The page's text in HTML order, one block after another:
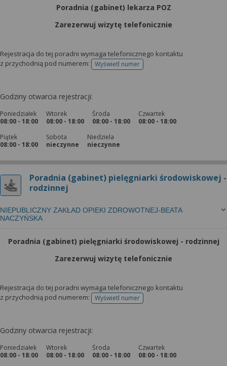
Poradnia (gabinet) lekarza POZ
Zarezerwuj wizytę telefonicznie
Rejestracja do tej poradni wymaga telefonicznego kontaktu
z przychodnią pod numerem:
Wyświetl numertelefonu do rejestracji
Godziny otwarcia rejestracji:
Poniedziałek
08:00 - 18:00
Wtorek
08:00 - 18:00
Środa
08:00 - 18:00
Czwartek
08:00 - 18:00
Piątek
08:00 - 18:00
Sobota
nieczynne
Niedziela
nieczynne
Poradnia (gabinet) pielęgniarki środowiskowej -
rodzinnej
NIEPUBLICZNY ZAKŁAD OPIEKI ZDROWOTNEJ-BEATA
NACZYŃSKA
Poradnia (gabinet) pielęgniarki środowiskowej - rodzinnej
Zarezerwuj wizytę telefonicznie
Rejestracja do tej poradni wymaga telefonicznego kontaktu
z przychodnią pod numerem:
Wyświetl numertelefonu do rejestracji
Godziny otwarcia rejestracji:
Poniedziałek
08:00 - 18:00
Wtorek
08:00 - 18:00
Środa
08:00 - 18:00
Czwartek
08:00 - 18:00